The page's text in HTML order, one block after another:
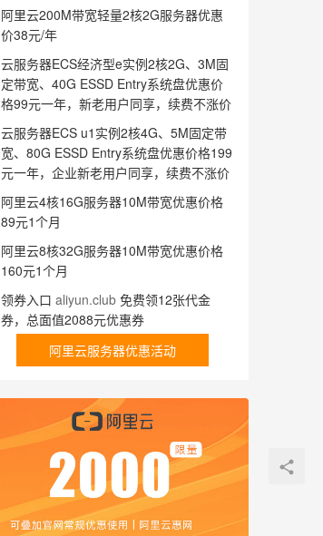
阿里云200M带宽轻量2核2G服务器优惠
价38元/年
云服务器ECS经济型e实例2核2G、3M固
定带宽、40G ESSD Entry系统盘优惠价
格99元一年，新老用户同享，续费不涨价
云服务器ECS u1实例2核4G、5M固定带
宽、80G ESSD Entry系统盘优惠价格199
元一年，企业新老用户同享，续费不涨价
阿里云4核16G服务器10M带宽优惠价格
89元1个月
阿里云8核32G服务器10M带宽优惠价格
160元1个月
领券入口 aliyun.club 免费领12张代金
券，总面值2088元优惠券
阿里云服务器优惠活动